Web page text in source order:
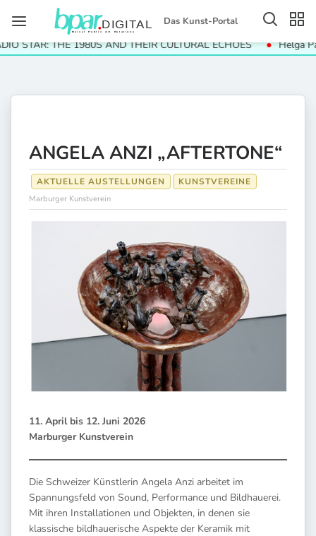
Das Kunst-Portal
THE 1980S AND THEIR CULTURAL ECHOES Helga Paris.
ANGELA ANZI „AFTERTONE“
AKTUELLE AUSTELLUNGEN KUNSTVEREINE
Marburger Kunstverein
11. April bis 12. Juni 2026
Marburger Kunstverein
Die Schweizer Künstlerin Angela Anzi arbeitet im
Spannungsfeld von Sound, Performance und Bildhauerei.
Mit ihren Installationen und Objekten, in denen sie
klassische bildhauerische Aspekte der Keramik mit